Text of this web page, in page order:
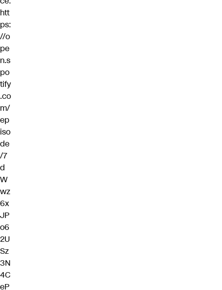
htt
ps:
//o
pe
n.s
po
tify
.co
m/
ep
iso
de
/7
d
W
wz
6x
JP
o6
2U
Sz
3N
4C
eP